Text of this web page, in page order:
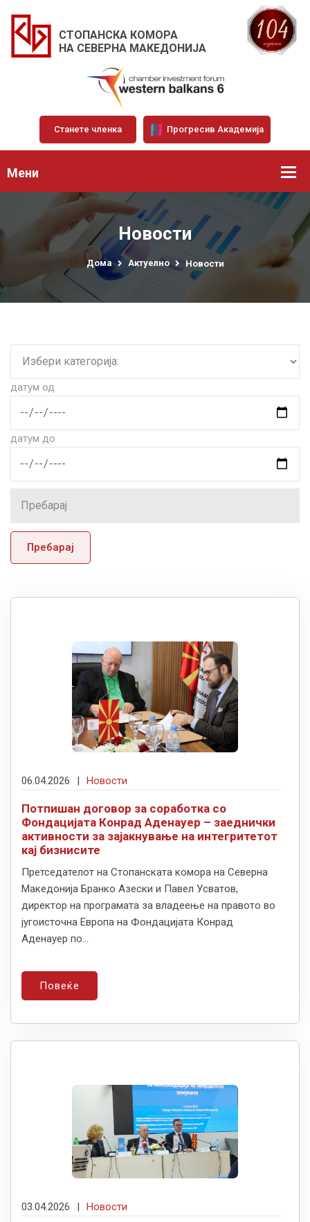
СТОПАНСКА КОМОРА
НА СЕВЕРНА МАКЕДОНИЈА
Станете членка Прогресив Академија
Мени
Новости
Дома Актуелно Новости
датум од
датум до
Пребарај
06.04.2026 | Новости
Потпишан договор за соработка со
Фондацијата Конрад Аденауер – заеднички
активности за зајакнување на интегритетот
кај бизнисите
Претседателот на Стопанската комора на Северна
Македонија Бранко Азески и Павел Усватов,
директор на програмата за владеење на правото во
југоисточна Европа на Фондацијата Конрад
Аденауер по...
Повеќе
03.04.2026 | Новости